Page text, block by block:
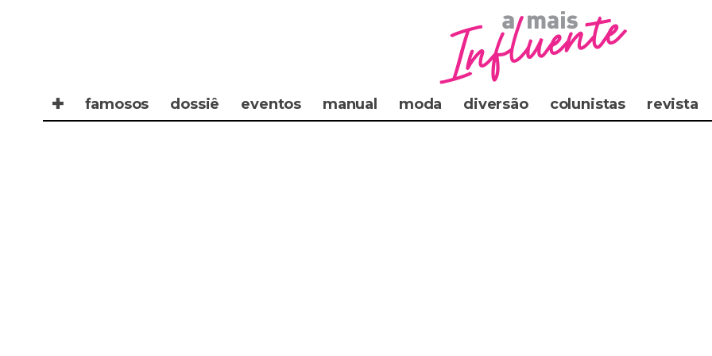
✚ famosos dossiê eventos manual moda diversão colunistas revista